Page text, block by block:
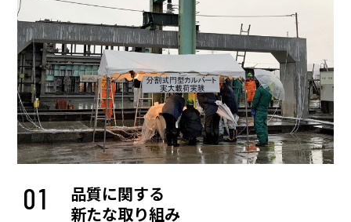
01
品質に関する
新たな取り組み